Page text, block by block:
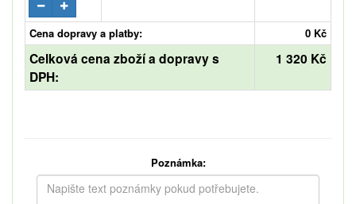
Cena dopravy a platby: 0 Kč
Celková cena zboží a dopravy s
DPH:
1 320 Kč
Poznámka: